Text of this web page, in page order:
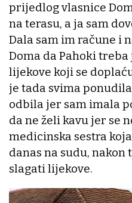
prijedlog vlasnice
na terasu, a ja sam
Dala sam im račune i
Doma da Pahoki
lijekove koji se
je tada svima
odbila jer sam imala
da ne želi kavu jer se
medicinska sestra
danas na sudu, nakon
slagati lijekove.